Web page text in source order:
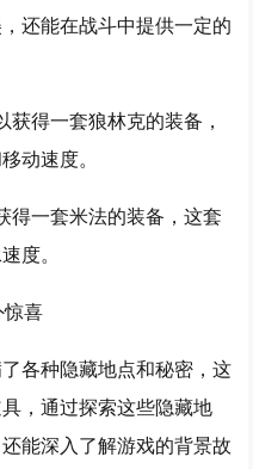
还能在战斗中提供一定的
获得一套狼林克的装备，
动速度。
得一套米法的装备，这套
度。
惊喜
各种隐藏地点和秘密，这
，通过探索这些隐藏地
能深入了解游戏的背景故